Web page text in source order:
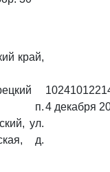
край,
п.
ул.
д.
4 декабря